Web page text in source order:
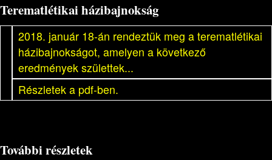
Terematlétikai házibajnokság
2018. január 18-án rendeztük meg a terematlétikai
házibajnokságot, amelyen a következő
eredmények születtek...
Részletek a pdf-ben.
További részletek